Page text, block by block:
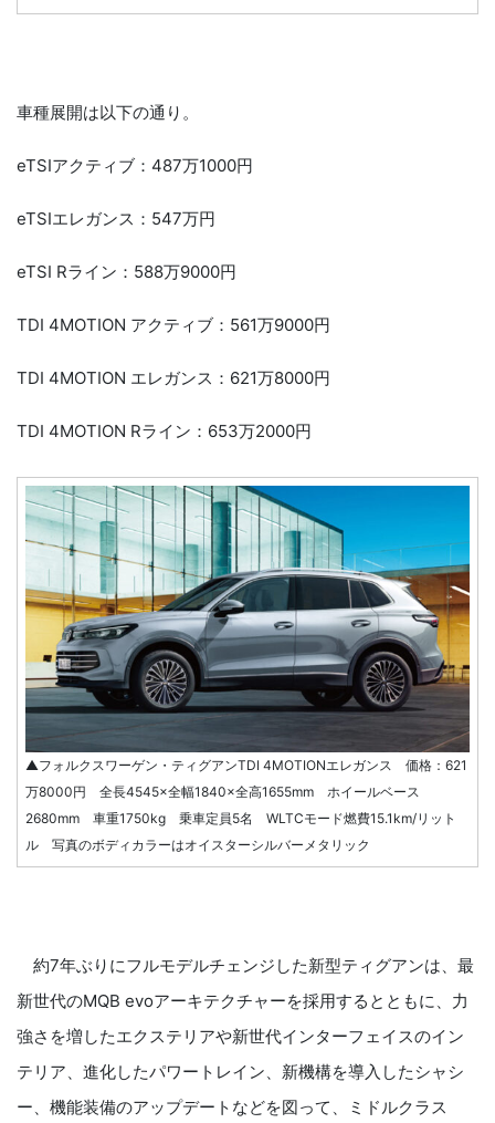
車種展開は以下の通り。
eTSIアクティブ：487万1000円
eTSIエレガンス：547万円
eTSI Rライン：588万9000円
TDI 4MOTION アクティブ：561万9000円
TDI 4MOTION エレガンス：621万8000円
TDI 4MOTION Rライン：653万2000円
▲フォルクスワーゲン・ティグアンTDI 4MOTIONエレガンス 価格：621
万8000円 全長4545×全幅1840×全高1655mm ホイールベース
2680mm 車重1750kg 乗車定員5名 WLTCモード燃費15.1km/リット
ル 写真のボディカラーはオイスターシルバーメタリック
約7年ぶりにフルモデルチェンジした新型ティグアンは、最
新世代のMQB evoアーキテクチャーを採用するとともに、力
強さを増したエクステリアや新世代インターフェイスのイン
テリア、進化したパワートレイン、新機構を導入したシャシ
ー、機能装備のアップデートなどを図って、ミドルクラス